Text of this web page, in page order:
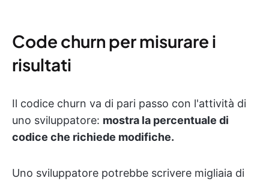
Code churn per misurare i
risultati
Il codice churn va di pari passo con l'attività di
uno sviluppatore: mostra la percentuale di
codice che richiede modifiche.
Uno sviluppatore potrebbe scrivere migliaia di